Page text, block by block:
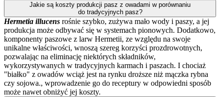
Jakie są koszty produkcji pasz z owadami w porównaniu
do tradycyjnych pasz?
Hermetia illucens rośnie szybko, zużywa mało wody i paszy, a jej
produkcja może odbywać się w systemach pionowych. Dodatkowo,
komponenty paszowe z larw Hermetii, ze względu na swoje
unikalne właściwości, wnoszą szereg korzyści prozdrowotnych,
pozwalając na eliminację niektórych składników,
wykorzystywanych w tradycyjnych karmach i paszach. I chociaż
"białko" z owadów wciąż jest na rynku droższe niż mączka rybna
czy sojowa., wprowadzenie go do receptury w odpowiedni sposób
może nawet obniżyć jej koszty.